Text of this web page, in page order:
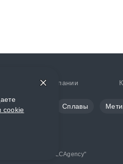
О компании
металл Сплавы
продвижение " LCAgency"
cookie